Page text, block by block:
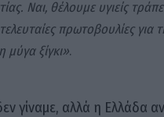
Ναι, θέλουμε υγιείς
πρωτοβουλίες
ξίγκι».
γίναμε, αλλά η Ελλάδα